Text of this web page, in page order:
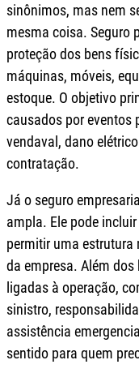
sinônimos, mas nem
mesma coisa. Seguro
proteção dos bens
máquinas, móveis,
estoque. O objetivo
causados por eventos
vendaval, dano
contratação.
Já o seguro
ampla. Ele pode
permitir uma
da empresa. Além
ligadas à operação,
sinistro,
assistência
sentido para quem